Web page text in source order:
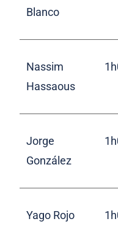
Blanco
Nassim
Hassaous
Jorge
González
Yago Rojo